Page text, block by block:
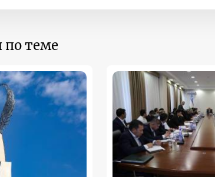
по теме